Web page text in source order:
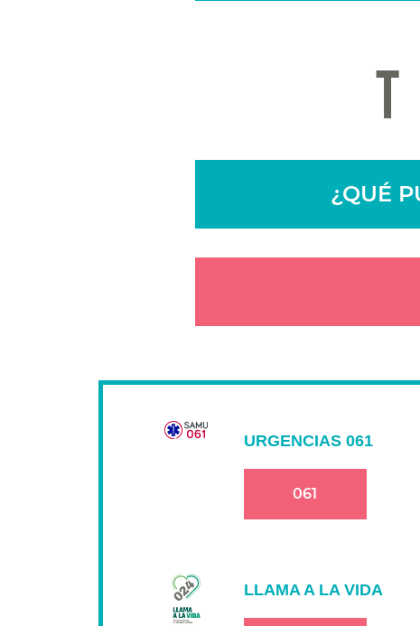
¿QUÉ
URGENCIAS 061
061
LLAMA A LA VIDA